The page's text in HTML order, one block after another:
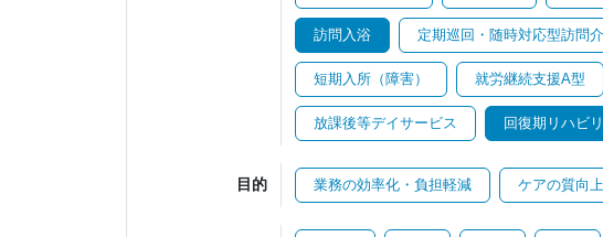
訪問入浴 定期巡回・随時対応型訪問
短期入所（障害） 就労継続支援A型
放課後等デイサービス 回復期リハビ
目的 業務の効率化・負担軽減 ケアの質向上